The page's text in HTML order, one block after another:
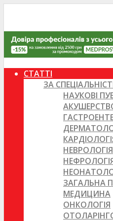
СТАТТІ
ЗА
НАУКОВІ
НЕВРОЛОГІЯ
ЗАГАЛЬНА
МЕДИЦИНА
ОНКОЛОГІЯ